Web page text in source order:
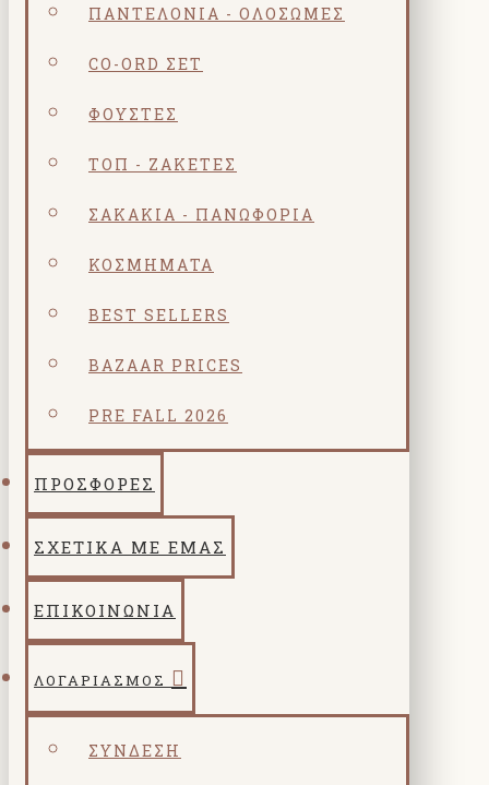
ΠΑΝΤΕΛΌΝΙΑ - ΟΛΌΣΩΜΕΣ
CO-ORD ΣΕΤ
ΦΟΎΣΤΕΣ
ΤΟΠ - ΖΑΚΈΤΕΣ
ΣΑΚΆΚΙΑ - ΠΑΝΩΦΌΡΙΑ
ΚΟΣΜΗΜΑΤΑ
BEST SELLERS
BAZAAR PRICES
PRE FALL 2026
ΠΡΟΣΦΟΡΕΣ
ΣΧΕΤΙΚΑ ΜΕ ΕΜΑΣ
ΕΠΙΚΟΙΝΩΝΙΑ
ΛΟΓΑΡΙΑΣΜΌΣ
ΣΎΝΔΕΣΗ